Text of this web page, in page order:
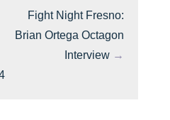
Fight Night Fresno:
Brian Ortega Octagon
Interview →